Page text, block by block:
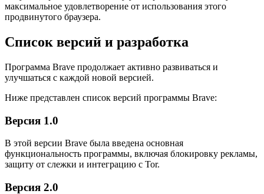
максимальное удовлетворение от использования этого
продвинутого браузера.
Список версий и разработка
Программа Brave продолжает активно развиваться и
улучшаться с каждой новой версией.
Ниже представлен список версий программы Brave:
Версия 1.0
В этой версии Brave была введена основная
функциональность программы, включая блокировку рекламы,
защиту от слежки и интеграцию с Tor.
Версия 2.0